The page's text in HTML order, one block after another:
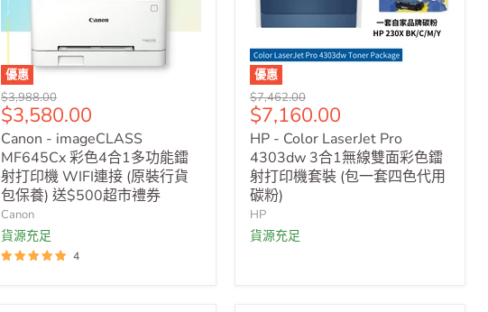
優惠
原
價
$3,988.00
售
價
$3,580.00
Canon - imageCLASS
MF645Cx 彩色4合1多功能鐳
射打印機 WIFI連接 (原裝行貨
包保養) 送$500超市禮券
Canon
貨源充足
4
優惠
原
價
$7,462.00
售
價
$7,160.00
HP - Color LaserJet Pro
4303dw 3合1無線雙面彩色鐳
射打印機套裝 (包一套四色代用
碳粉)
HP
貨源充足